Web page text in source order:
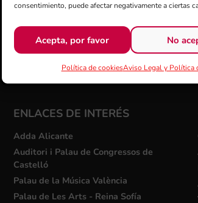
consentimiento, puede afectar negativamente a ciertas
Acepta, por favor No
Política de cookiesAviso Legal y Política
ENLACES DE INTERÉS
Adda Alicante
Auditori i Palau de Congressos de
Castelló
Palau de la Música València
Palau de Les Arts - Reina Sofía